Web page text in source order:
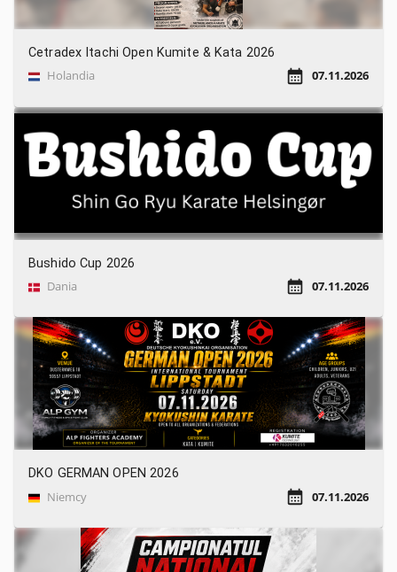
Cetradex Itachi Open Kumite & Kata 2026
Holandia 07.11.2026
Bushido Cup 2026
Dania 07.11.2026
DKO GERMAN OPEN 2026
Niemcy 07.11.2026